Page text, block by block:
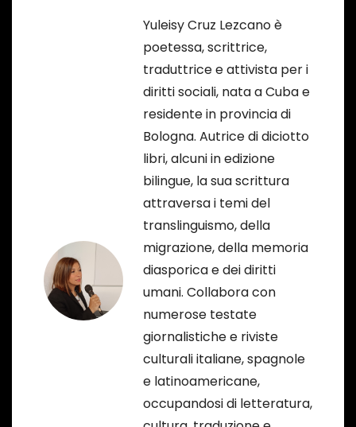
Yuleisy Cruz Lezcano è
poetessa, scrittrice,
traduttrice e attivista per i
diritti sociali, nata a Cuba e
residente in provincia di
Bologna. Autrice di diciotto
libri, alcuni in edizione
bilingue, la sua scrittura
attraversa i temi del
translinguismo, della
migrazione, della memoria
diasporica e dei diritti
umani. Collabora con
numerose testate
giornalistiche e riviste
culturali italiane, spagnole
e latinoamericane,
occupandosi di letteratura,